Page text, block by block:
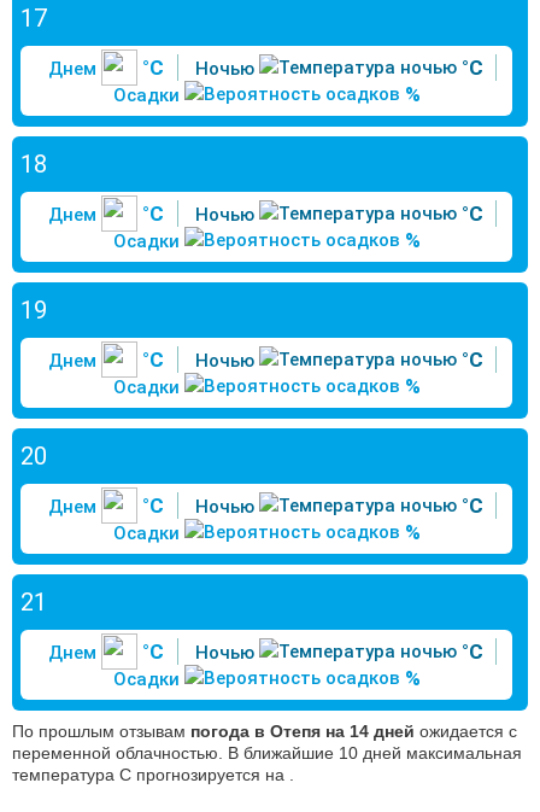
17
Днем °C Ночью °C
Осадки %
18
Днем °C Ночью °C
Осадки %
19
Днем °C Ночью °C
Осадки %
20
Днем °C Ночью °C
Осадки %
21
Днем °C Ночью °C
Осадки %
По прошлым отзывам погода в Отепя на 14 дней ожидается с
переменной облачностью. В ближайшие 10 дней максимальная
температура С прогнозируется на .